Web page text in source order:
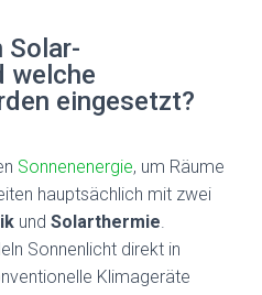
Solar-
welche
eingesetzt?
Sonnenenergie, um Räume
hauptsächlich mit zwei
und Solarthermie.
Sonnenlicht direkt in
Klimageräte